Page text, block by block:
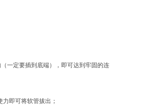
一定要插到底端），即可达到牢固的连
即可将软管拔出；